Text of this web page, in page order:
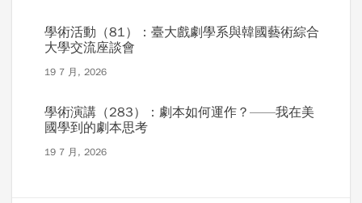
學術活動（81）：臺大戲劇學系與韓國藝術綜合
大學交流座談會
19 7 月, 2026
學術演講（283）：劇本如何運作？——我在美
國學到的劇本思考
19 7 月, 2026